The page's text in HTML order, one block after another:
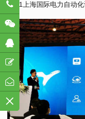
2021上海国际电力自动